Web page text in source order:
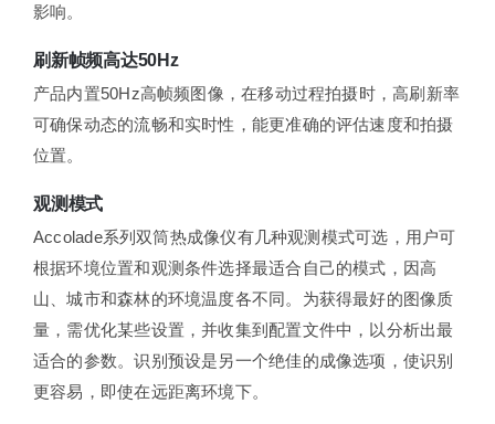
影响。
刷新帧频高达50Hz
产品内置50Hz高帧频图像，在移动过程拍摄时，高刷新率
可确保动态的流畅和实时性，能更准确的评估速度和拍摄
位置。
观测模式
Accolade系列双筒热成像仪有几种观测模式可选，用户可
根据环境位置和观测条件选择最适合自己的模式，因高
山、城市和森林的环境温度各不同。为获得最好的图像质
量，需优化某些设置，并收集到配置文件中，以分析出最
适合的参数。识别预设是另一个绝佳的成像选项，使识别
更容易，即使在远距离环境下。